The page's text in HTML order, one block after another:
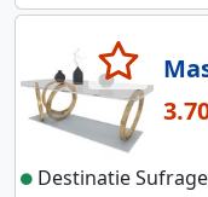
Destinatie